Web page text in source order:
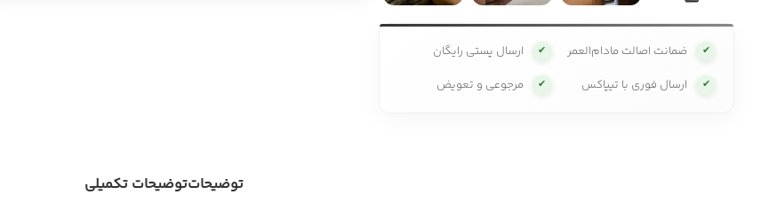
✔ ضمانت اصالت مادام‌العمر ✔ ارسال پستی رایگان
✔ ارسال فوری با تیپاکس ✔ مرجوعی و تعویض
توضیحاتتوضیحات تکمیلی